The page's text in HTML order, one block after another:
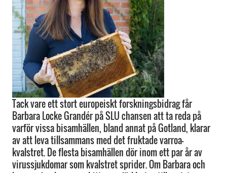
Tack vare ett stort europeiskt forskningsbidrag får
Barbara Locke Grandér på SLU chansen att ta reda på
varför vissa bisamhällen, bland annat på Gotland, klarar
av att leva tillsammans med det fruktade varroa-
kvalstret. De flesta bisamhällen dör inom ett par år av
virussjukdomar som kvalstret sprider. Om Barbara och